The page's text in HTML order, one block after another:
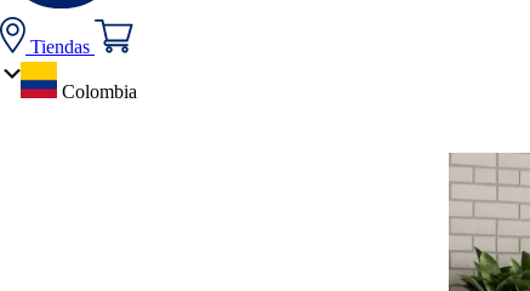
Tiendas
Colombia